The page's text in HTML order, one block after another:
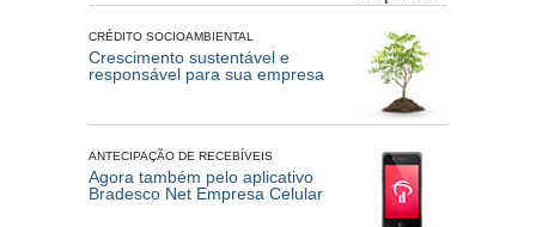
CRÉDITO SOCIOAMBIENTAL
Crescimento sustentável e
responsável para sua empresa
ANTECIPAÇÃO DE RECEBÍVEIS
Agora também pelo aplicativo
Bradesco Net Empresa Celular